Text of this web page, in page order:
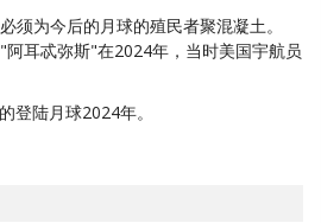
为今后的月球的殖民者聚混凝土。
耳忒弥斯"在2024年，当时美国宇航员
登陆月球2024年。